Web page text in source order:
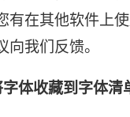
有在其他软件上
我们反馈。
体收藏到字体清